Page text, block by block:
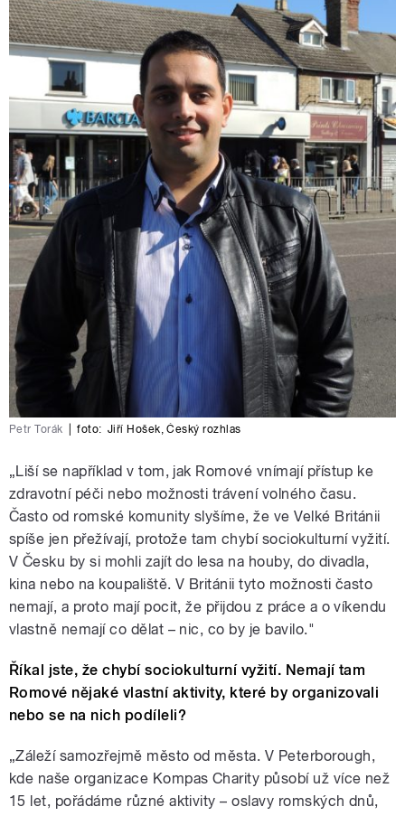
Petr Torák foto: Jiří Hošek,Český rozhlas
„Liší se například v tom, jak Romové vnímají přístup ke
zdravotní péči nebo možnosti trávení volného času.
Často od romské komunity slyšíme, že ve Velké Británii
spíše jen přežívají, protože tam chybí sociokulturní vyžití.
V Česku by si mohli zajít do lesa na houby, do divadla,
kina nebo na koupaliště. V Británii tyto možnosti často
nemají, a proto mají pocit, že přijdou z práce a o víkendu
vlastně nemají co dělat – nic, co by je bavilo."
Říkal jste, že chybí sociokulturní vyžití. Nemají tam
Romové nějaké vlastní aktivity, které by organizovali
nebo se na nich podíleli?
„Záleží samozřejmě město od města. V Peterborough,
kde naše organizace Kompas Charity působí už více než
15 let, pořádáme různé aktivity – oslavy romských dnů,